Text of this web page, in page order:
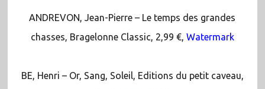
ANDREVON, Jean-Pierre – Le temps des grandes
chasses, Bragelonne Classic, 2,99 €, Watermark
BE, Henri – Or, Sang, Soleil, Editions du petit caveau,